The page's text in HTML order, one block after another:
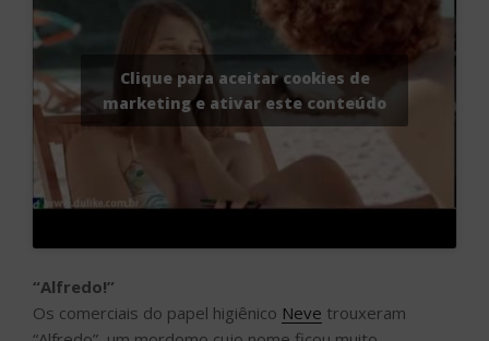
Clique para aceitar cookies de
marketing e ativar este conteúdo
“Alfredo!”
Os comerciais do papel higiênico Neve trouxeram